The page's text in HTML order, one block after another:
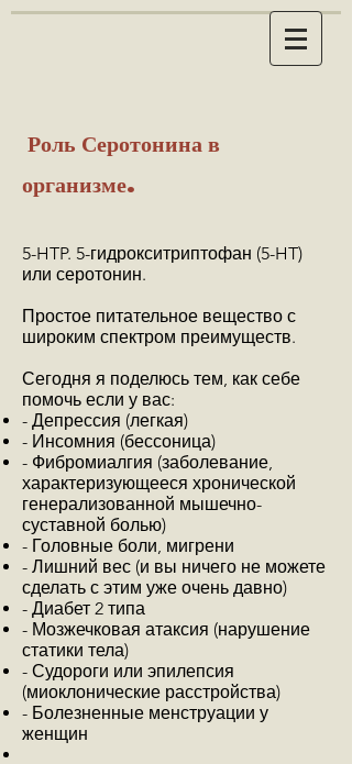
Роль Серотонина в
организме.
5-HTP. 5-гидрокситриптофан (5-HT)
или серотонин.
Простое питательное вещество с
широким спектром преимуществ.
Сегодня я поделюсь тем, как себе
помочь если у вас:
- Депрессия (легкая)
- Инсомния (бессоница)
- Фибромиалгия (заболевание,
характеризующееся хронической
генерализованной мышечно-
суставной болью)
- Головные боли, мигрени
- Лишний вес (и вы ничего не можете
сделать с этим уже очень давно)
- Диабет 2 типа
- Мозжечковая атаксия (нарушение
статики тела)
- Судороги или эпилепсия
(миоклонические расстройства)
- Болезненные менструации у
женщин